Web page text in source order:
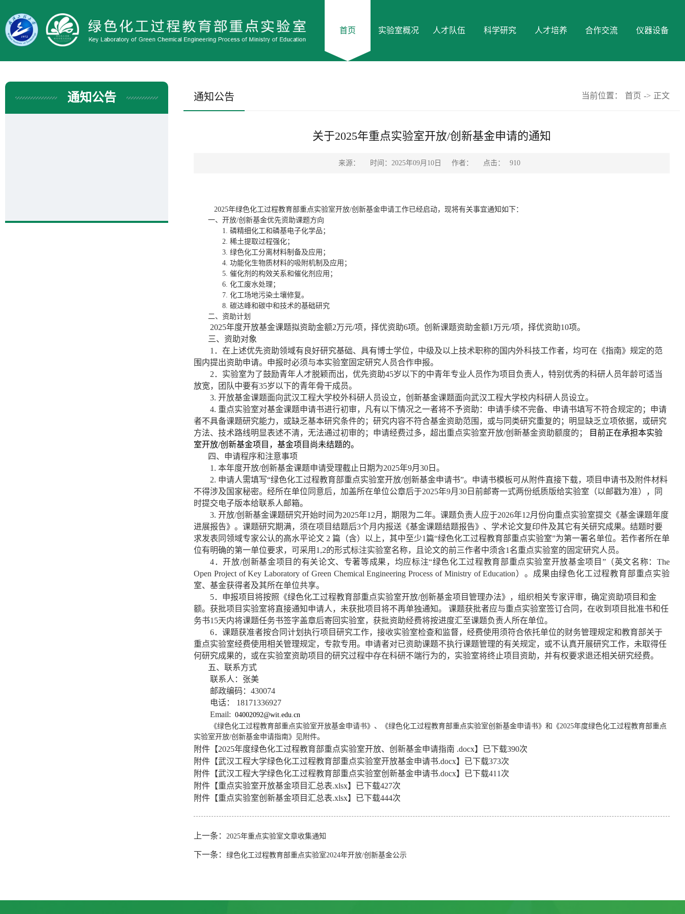
首页 实验室概况 人才队伍 科学研究 人才培养 合作交流 仪器设备
通知公告 通知公告 当前位置： 首页 -> 正文
关于2025年重点实验室开放/创新基金申请的通知
来源： 时间：2025年09月10日 作者： 点击： 910
2025年绿色化工过程教育部重点实验室开放/创新基金申请工作已经启动，现将有关事宜通知如下：
一、开放/创新基金优先资助课题方向
1. 磷精细化工和磷基电子化学品；
2. 稀土提取过程强化；
3. 绿色化工分离材料制备及应用；
4. 功能化生物质材料的吸附机制及应用；
5. 催化剂的构效关系和催化剂应用；
6. 化工废水处理；
7. 化工场地污染土壤修复。
8. 碳达峰和碳中和技术的基础研究
二、资助计划
2025年度开放基金课题拟资助金额2万元/项，择优资助6项。创新课题资助金额1 万元/项，择优资助10项。
三、资助对象
1 ．在上述优先资助领域有良好研究基础、具有博士学位，中级及以上技术职称的国内外科技工作者，均可在《指南》规定的范
围内提出资助申请。申报时必须与本实验室固定研究人员合作申报。
2．实验室为了鼓励青年人才脱颖而出，优先资助45岁以下的中青年专业人员作为项目负责人，特别优秀的科研人员年龄可适当
放宽，团队中要有35岁以下的青年骨干成员。
3. 开放基金课题面向武汉工程大学校外科研人员设立，创新基金课题面向武汉工程大学校内科研人员设立。
4. 重点实验室对基金课题申请书进行初审，凡有以下情况之一者将不予资助：申请手续不完备、申请书填写不符合规定的；申请
者不具备课题研究能力，或缺乏基本研究条件的；研究内容不符合基金资助范围，或与同类研究重复的；明显缺乏立项依据，或研究
方法、技术路线明显表述不清，无法通过初审的；申请经费过多，超出重点实验室开放/创新基金资助额度的；
目前正在承担本实验
室开放/创新基金项目，基金项目尚未结题的。
四、申请程序和注意事项
1. 本年度开放/创新基金课题申请受理截止日期为2025年9月 30 日。
2. 申请人需填写“绿色化工过程教育部重点实验室开放/创新基金申请书”。申请书模板可从附件直接下载，项目申请书及附件材料
不得涉及国家秘密。经所在单位同意后，加盖所在单位公章后于2025年9月 30 日前邮寄一式两份纸质版给实验室（以邮戳为准），同
时提交电子版本给联系人邮箱。
3. 开放/创新基金课题研究开始时间为2025年12月，期限为二年。课题负责人应于2026年12月份向重点实验室提交《基金课题年度
进展报告》。课题研究期满，须在项目结题后3个月内报送《基金课题结题报告》、学术论文复印件及其它有关研究成果。结题时要
求发表同领域专家公认的高水平论文 2 篇（含）以上，其中至少1篇“绿色化工过程教育部重点实验室”为第一署名单位。若作者所在单
位有明确的第一单位要求，可采用 1,2的形式标注实验室名称，且论文的前三作者中须含1 名重点实验室的固定研究人员。
4．开放/创新基金项目的有关论文、专著等成果，均应标注“绿色化工过程教育部重点实验室开放基金项目 ”（英文名称：The
Open Project of Key Laboratory of Green Chemical Engineering Process of Ministry of Education）。成果由绿色化工过程教育部重点实验
室、基金获得者及其所在单位共享。
5．申报项目将按照《绿色化工过程教育部重点实验室开放/创新基金项目管理办法》，组织相关专家评审，确定资助项目和金
额。获批项目实验室将直接通知申请人，未获批项目将不再单独通知。
课题获批者应与重点实验室签订合同，在收到项目批准书和任
务书15天内将课题任务书签字盖章后寄回实验室，获批资助经费将按进度汇至课题负责人所在单位。
6．课题获准者按合同计划执行项目研究工作，接收实验室检查和监督，经费使用须符合依托单位的财务管理规定和教育部关于
重点实验室经费使用相关管理规定，专款专用。申请者对已资助课题不执行课题管理的有关规定，或不认真开展研究工作，未取得任
何研究成果的，或在实验室资助项目的研究过程中存在科研不端行为的，实验室将终止项目资助，并有权要求退还相关研究经费。
五、联系方式
联系人：张美
邮政编码： 430074
电话：
18171336927
Email: 04002092@wit.edu.cn
《绿色化工过程教育部重点实验室开放基金申请书》、《绿色化工过程教育部重点实验室创新基金申请书》和《2025年度绿色化工过程教育部重点
实验室开放/创新基金申请指南》见附件。
附件【2025年度绿色化工过程教育部重点实验室开放、创新基金申请指南 .docx】已下载390次
附件【武汉工程大学绿色化工过程教育部重点实验室开放基金申请书.docx】已下载373次
附件【武汉工程大学绿色化工过程教育部重点实验室创新基金申请书.docx】已下载411 次
附件【重点实验室开放基金项目汇总表.xlsx】已下载427次
附件【重点实验室创新基金项目汇总表.xlsx】已下载444次
上一条： 2025年重点实验室文章收集通知
下一条： 绿色化工过程教育部重点实验室2024年开放/创新基金公示